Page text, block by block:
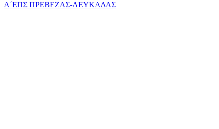
Α΄ΕΠΣ ΠΡΕΒΕΖΑΣ-ΛΕΥΚΑΔΑΣ